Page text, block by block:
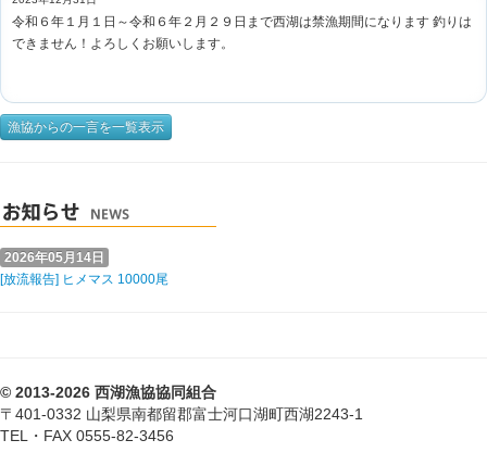
令和６年１月１日～令和６年２月２９日まで西湖は禁漁期間になります 釣りは
できません！よろしくお願いします。
漁協からの一言を一覧表示
2026年05月14日
[放流報告] ヒメマス 10000尾
© 2013-2026 西湖漁協協同組合
〒401-0332 山梨県南都留郡富士河口湖町西湖2243-1
TEL・FAX 0555-82-3456